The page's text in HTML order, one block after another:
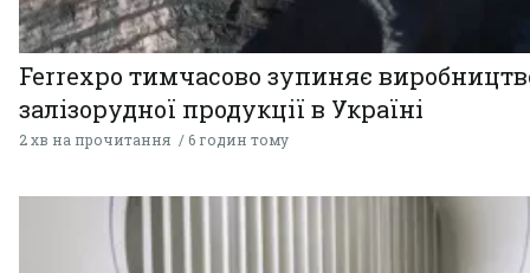
Ferrexpo тимчасово зупиняє
залізорудної продукції в Україні
2 хв на прочитання 6 годин тому